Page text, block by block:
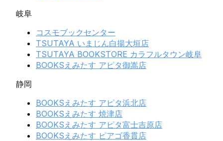
岐阜
コスモブックセンター
TSUTAYA いまじん白揚大垣店
TSUTAYA BOOKSTORE カラフルタウン岐阜
BOOKSえみたす アピタ御嵩店
静岡
BOOKSえみたす アピタ浜北店
BOOKSえみたす 焼津店
BOOKSえみたす アピタ富士吉原店
BOOKSえみたす ピアゴ香貫店